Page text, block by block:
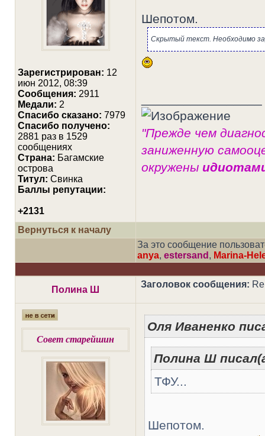
Зарегистрирован: 12
июн 2012, 08:39
Сообщения: 2911
Медали: 2
Cпасибо сказано: 7979
Спасибо получено:
2881 раз в 1529
сообщениях
Страна: Багамские
острова
Титул: Свинка
Баллы репутации:
+2131
Шепотом.
Скрытый текст. Необходимо
"Прежде чем
заниженную
окружены
Вернуться к началу
За это сообщение
anya, estersand , Marina-
Полина Ш
Заголовок сообщения:
Совет старейшин
Оля Иваненко
Полина Ш
ТФУ...
Шепотом.